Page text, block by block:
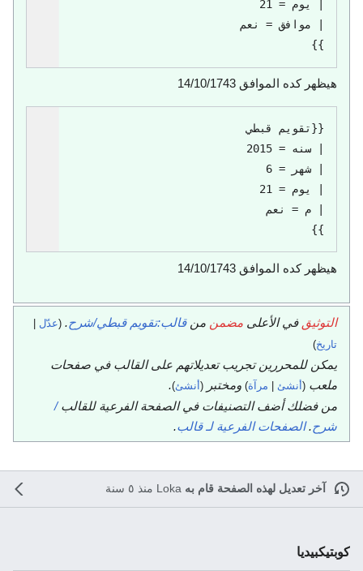
| موافق = نعم
}}
هيظهر كده الموافق 14/10/1743
{{تقويم قبطي
}}
هيظهر كده الموافق 14/10/1743
التوثيق في الأعلىمضمن منقالب:تقويم قبطي/شرح.
(عدّل |
تاريخ)
يمكن للمحررين تجريب تعديلاتهم على القالب في صفحات
ملعب(أنشئ | مرآة) ومختبر(أنشئ)
.
من فضلك أضف التصنيفات في الصفحة الفرعية للقالب/
شرح.الصفحات الفرعية لـ قالب.
آخر تعديل لهذه الصفحة قام به Loka منذ ٥ سنة
كوبتيكبيديا